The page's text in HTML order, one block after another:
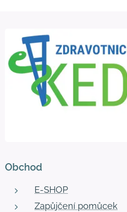
Obchod
E-SHOP
Zapůjčení pomůcek